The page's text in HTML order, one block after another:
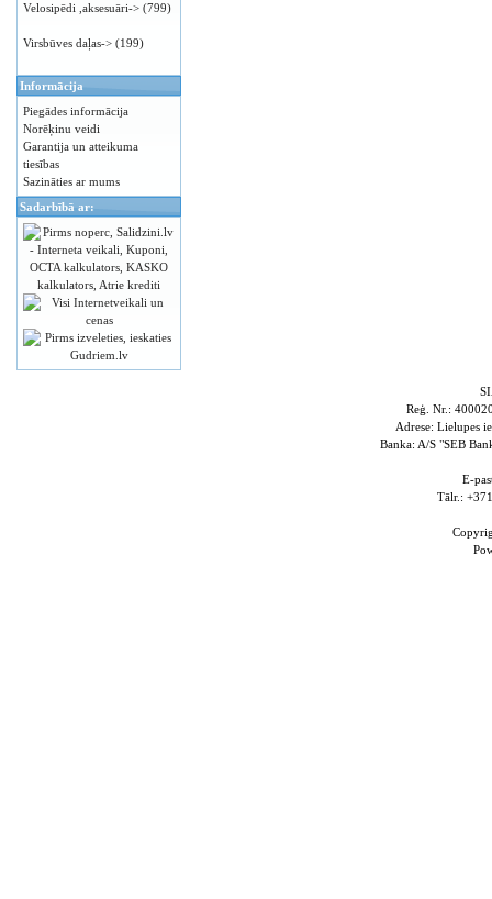
Velosipēdi ,aksesuāri-> (799)
Virsbūves daļas-> (199)
Informācija
Piegādes informācija
Norēķinu veidi
Garantija un atteikuma
tiesības
Sazināties ar mums
Sadarbībā ar:
Reģ. Nr.:
Adrese: Lielupes
Banka: A/S "SEB
E-
Tālr.: